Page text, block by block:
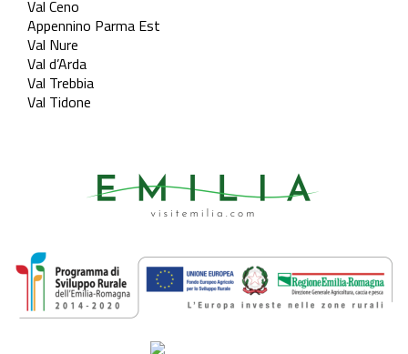
Val Ceno
Appennino Parma Est
Val Nure
Val d’Arda
Val Trebbia
Val Tidone